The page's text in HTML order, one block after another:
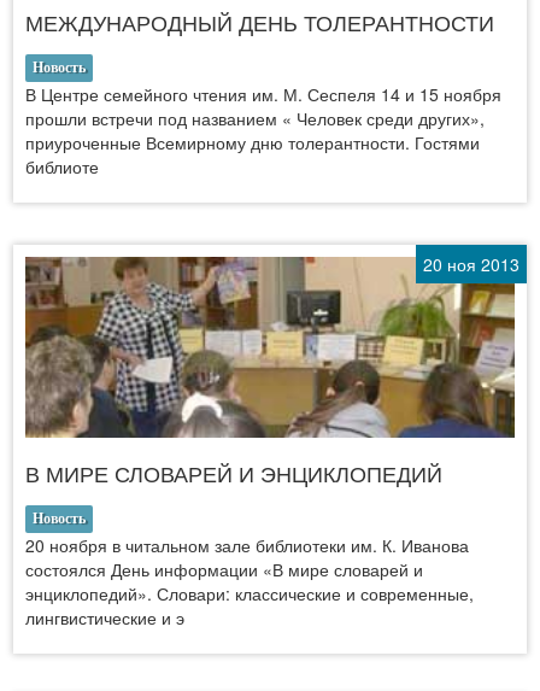
МЕЖДУНАРОДНЫЙ ДЕНЬ ТОЛЕРАНТНОСТИ
Новость
В Центре семейного чтения им. М. Сеспеля 14 и 15 ноября
прошли встречи под названием « Человек среди других»,
приуроченные Всемирному дню толерантности. Гостями
библиоте
20 ноя 2013
В МИРЕ СЛОВАРЕЙ И ЭНЦИКЛОПЕДИЙ
Новость
20 ноября в читальном зале библиотеки им. К. Иванова
состоялся День информации «В мире словарей и
энциклопедий». Словари: классические и современные,
лингвистические и э